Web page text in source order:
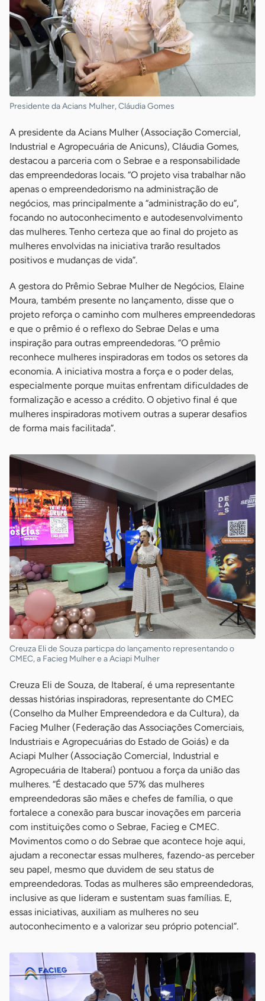
Presidente da Acians Mulher, Cláudia Gomes
A presidente da Acians Mulher (Associação Comercial,
Industrial e Agropecuária de Anicuns), Cláudia Gomes,
destacou a parceria com o Sebrae e a responsabilidade
das empreendedoras locais. “O projeto visa trabalhar não
apenas o empreendedorismo na administração de
negócios, mas principalmente a “administração do eu”,
focando no autoconhecimento e autodesenvolvimento
das mulheres. Tenho certeza que ao final do projeto as
mulheres envolvidas na iniciativa trarão resultados
positivos e mudanças de vida”.
A gestora do Prêmio Sebrae Mulher de Negócios, Elaine
Moura, também presente no lançamento, disse que o
projeto reforça o caminho com mulheres empreendedoras
e que o prêmio é o reflexo do Sebrae Delas e uma
inspiração para outras empreendedoras. “O prêmio
reconhece mulheres inspiradoras em todos os setores da
economia. A iniciativa mostra a força e o poder delas,
especialmente porque muitas enfrentam dificuldades de
formalização e acesso a crédito. O objetivo final é que
mulheres inspiradoras motivem outras a superar desafios
de forma mais facilitada”.
Creuza Eli de Souza particpa do lançamento representando o
CMEC, a Facieg Mulher e a Aciapi Mulher
Creuza Eli de Souza, de Itaberaí, é uma representante
dessas histórias inspiradoras, representante do CMEC
(Conselho da Mulher Empreendedora e da Cultura), da
Facieg Mulher (Federação das Associações Comerciais,
Industriais e Agropecuárias do Estado de Goiás) e da
Aciapi Mulher (Associação Comercial, Industrial e
Agropecuária de Itaberaí) pontuou a força da união das
mulheres. “É destacado que 57% das mulheres
empreendedoras são mães e chefes de família, o que
fortalece a conexão para buscar inovações em parceria
com instituições como o Sebrae, Facieg e CMEC.
Movimentos como o do Sebrae que acontece hoje aqui,
ajudam a reconectar essas mulheres, fazendo-as perceber
seu papel, mesmo que duvidem de seu status de
empreendedoras. Todas as mulheres são empreendedoras,
inclusive as que lideram e sustentam suas famílias. E,
essas iniciativas, auxiliam as mulheres no seu
autoconhecimento e a valorizar seu próprio potencial”.